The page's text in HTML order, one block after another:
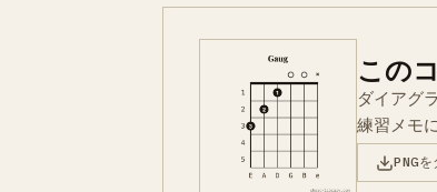
この
ダイアグ
練習メモ
PNG